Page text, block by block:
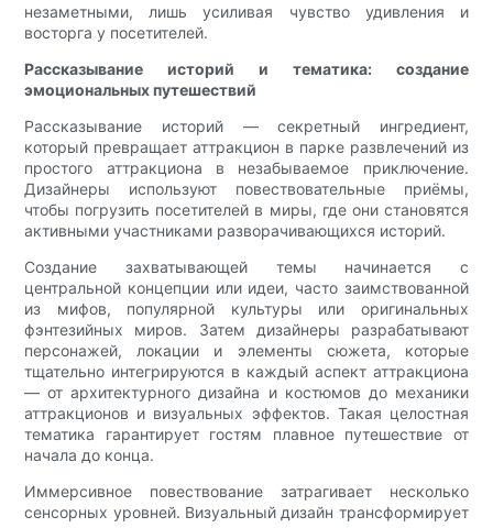
незаметными, лишь усиливая чувство удивления и
восторга у посетителей.
Рассказывание историй и тематика: создание
эмоциональных путешествий
Рассказывание историй — секретный ингредиент,
который превращает аттракцион в парке развлечений из
простого аттракциона в незабываемое приключение.
Дизайнеры используют повествовательные приёмы,
чтобы погрузить посетителей в миры, где они становятся
активными участниками разворачивающихся историй.
Создание захватывающей темы начинается с
центральной концепции или идеи, часто заимствованной
из мифов, популярной культуры или оригинальных
фэнтезийных миров. Затем дизайнеры разрабатывают
персонажей, локации и элементы сюжета, которые
тщательно интегрируются в каждый аспект аттракциона
— от архитектурного дизайна и костюмов до механики
аттракционов и визуальных эффектов. Такая целостная
тематика гарантирует гостям плавное путешествие от
начала до конца.
Иммерсивное повествование затрагивает несколько
сенсорных уровней. Визуальный дизайн трансформирует